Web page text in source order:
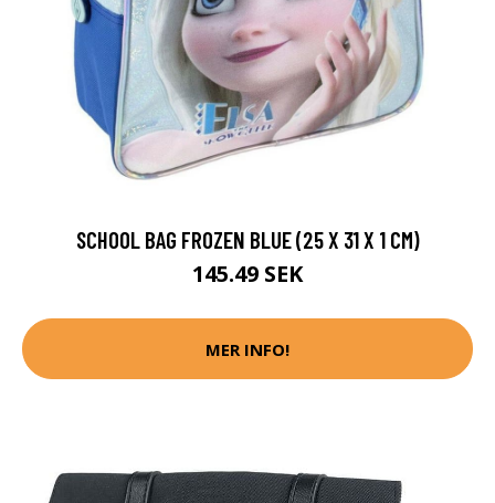
SCHOOL BAG FROZEN BLUE (25 X 31 X 1 CM)
145.49 SEK
MER INFO!